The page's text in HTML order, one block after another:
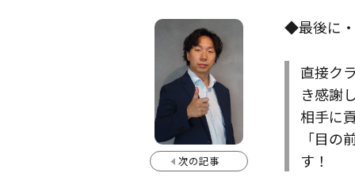
◆最後に
直接ク
き感謝
相手に
「目
す！
次の記事